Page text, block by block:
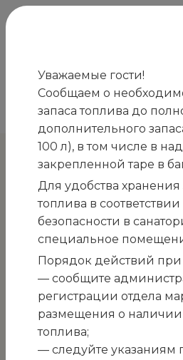
Главная / Новости /
Процедура
Уважаемые гости!
Сообщаем о
запаса топлива до
дополнительного
100 л), в том числе в
закрепленной таре в
Для удобства хранения
топлива в
безопасности в
специальное
Порядок действий при
— сообщите
регистрации отдела
размещения о наличии
топлива;
— следуйте указаниям